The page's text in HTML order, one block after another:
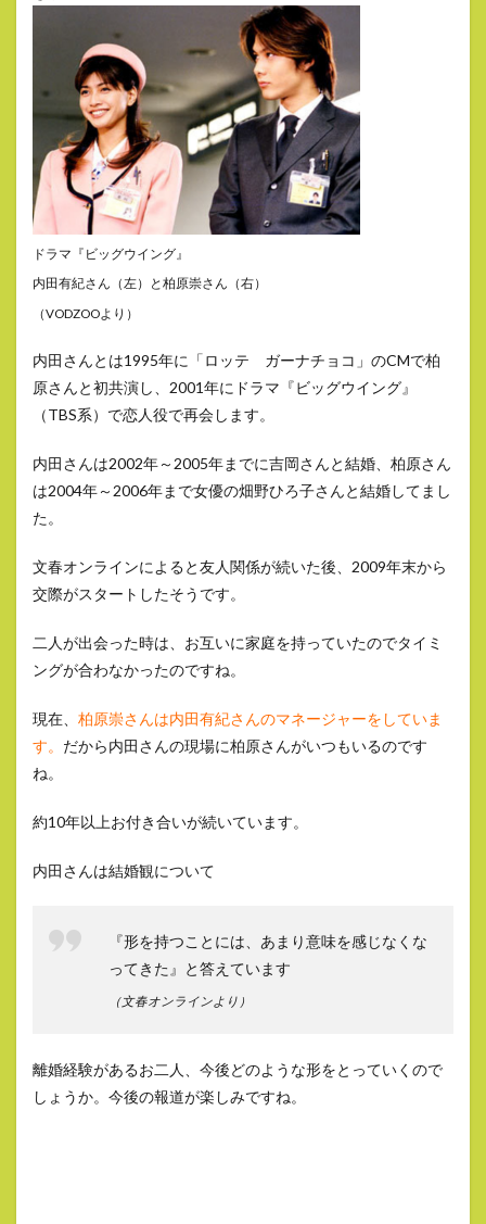
ドラマ『ビッグウイング』
内田有紀さん（左）と柏原崇さん（右）
（VODZOOより）
内田さんとは1995年に「ロッテ ガーナチョコ」のCMで柏
原さんと初共演し、2001年にドラマ『ビッグウイング』
（TBS系）で恋人役で再会します。
内田さんは2002年～2005年までに吉岡さんと結婚、柏原さん
は2004年～2006年まで女優の畑野ひろ子さんと結婚してまし
た。
文春オンラインによると友人関係が続いた後、2009年末から
交際がスタートしたそうです。
二人が出会った時は、お互いに家庭を持っていたのでタイミ
ングが合わなかったのですね。
現在、 柏原崇さんは内田有紀さんのマネージャーをしていま
す。 だから内田さんの現場に柏原さんがいつもいるのです
ね。
約10年以上お付き合いが続いています。
内田さんは結婚観について
『形を持つことには、あまり意味を感じなくな
ってきた』と答えています
（文春オンラインより）
離婚経験があるお二人、今後どのような形をとっていくので
しょうか。今後の報道が楽しみですね。